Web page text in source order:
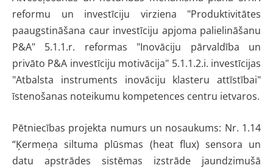
reformu un investīciju virziena "Produktivitātes
paaugstināšana caur investīciju apjoma palielināšanu
P&A" 5.1.1.r. reformas "Inovāciju pārvaldība un
privāto P&A investīciju motivācija" 5.1.1.2.i. investīcijas
"Atbalsta instruments inovāciju klasteru attīstībai"
īstenošanas noteikumu kompetences centru ietvaros.
Pētniecības projekta numurs un nosaukums: Nr. 1.14
“Ķermeņa siltuma plūsmas (heat flux) sensora un
datu apstrādes sistēmas izstrāde jaundzimušā